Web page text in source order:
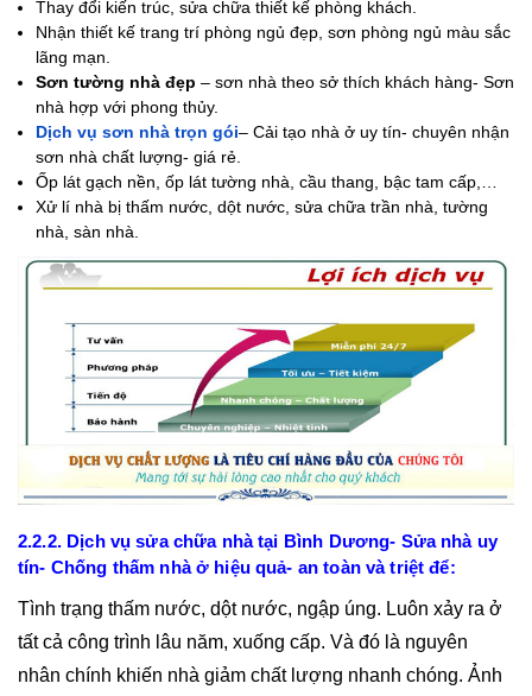
Thay đổi kiến trúc, sửa chữa thiết kế phòng khách.
Nhận thiết kế trang trí phòng ngủ đẹp, sơn phòng ngủ màu sắc
lãng mạn.
Sơn tường nhà đẹp – sơn nhà theo sở thích khách hàng- Sơn
nhà hợp với phong thủy.
Dịch vụ sơn nhà trọn gói– Cải tạo nhà ở uy tín- chuyên nhận
sơn nhà chất lượng- giá rẻ.
Ốp lát gạch nền, ốp lát tường nhà, cầu thang, bậc tam cấp,…
Xử lí nhà bị thấm nước, dột nước, sửa chữa trần nhà, tường
nhà, sàn nhà.
2.2.2. Dịch vụ sửa chữa nhà tại Bình Dương- Sửa nhà uy
tín- Chống thấm nhà ở hiệu quả- an toàn và triệt để:
Tình trạng thấm nước, dột nước, ngập úng. Luôn xảy ra ở
tất cả công trình lâu năm, xuống cấp. Và đó là nguyên
nhân chính khiến nhà giảm chất lượng nhanh chóng. Ảnh